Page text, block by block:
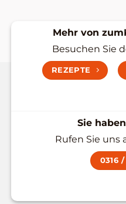
Mehr von
Besuchen Sie
REZEPTE
Sie
Rufen Sie uns
0316